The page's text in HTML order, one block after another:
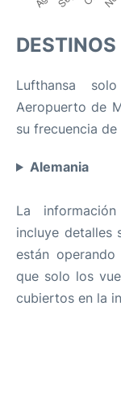
Lufthansa
Aeropuerto de
su frecuencia
Alemania
La
incluye detalles
están
que solo los
cubiertos en la